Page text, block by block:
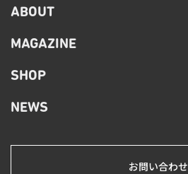
ABOUT
MAGAZINE
SHOP
NEWS
お問い合わせ